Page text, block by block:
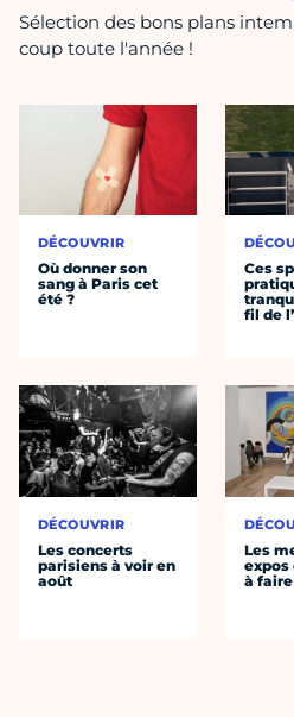
Sélection des bons plans
coup toute l'année !
DÉCOUVRIR
Où donner son
sang à Paris cet
été ?
DÉCOUVRIR
Les concerts
parisiens à voir en
août
Ces
fil de
Les
expos
à